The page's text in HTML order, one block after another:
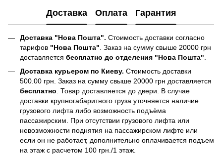
Доставка Оплата Гарантия
Доставка "Нова Пошта". Стоимость доставки согласно
тарифов "Нова Пошта" . Заказ на сумму свыше 20000 грн
доставляется бесплатно до отделения "Нова Пошта"
Доставка курьером по Киеву. Стоимость доставки
500.00 грн. Заказ на сумму свыше 20000 грн доставляется
бесплатно. Товар доставляется до двери. В случае
доставки крупногабаритного груза уточняется наличие
грузового лифта либо возможность подъёма
пассажирским. При отсутствии грузового лифта или
невозможности поднятия на пассажирском лифте или
если он не работает, дополнительно оплачивается подъем
на этаж с расчетом 100 грн./1 этаж.